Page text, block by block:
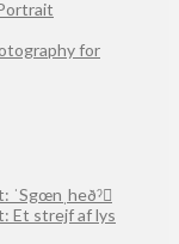
for
ˈSgœnˌheðˀ
Et strejf af lys